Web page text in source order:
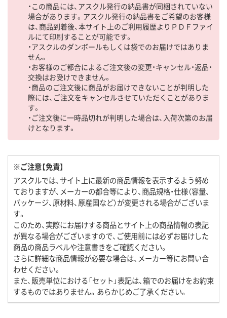
・この商品には、アスクル発行の納品書が同梱されていない
場合があります。アスクル発行の納品書をご希望のお客様
は、商品到着後、本サイト上のご利用履歴よりＰＤＦファイ
ルにて印刷することが可能です。
・アスクルのダンボールもしくは袋でのお届けではありま
せん。
・お客様のご都合によるご注文後の変更・キャンセル・返品・
交換はお受けできません。
・商品のご注文後に商品がお届けできないことが判明した
際には、ご注文をキャンセルさせていただくことがありま
す。
・ご注文後に一時品切れが判明した場合は、入荷次第のお届
けとなります。
※ご注意【免責】
アスクルでは、サイト上に最新の商品情報を表示するよう努め
ておりますが、メーカーの都合等により、商品規格・仕様（容量、
パッケージ、原材料、原産国など）が変更される場合がございま
す。
このため、実際にお届けする商品とサイト上の商品情報の表記
が異なる場合がございますので、ご使用前には必ずお届けした
商品の商品ラベルや注意書きをご確認ください。
さらに詳細な商品情報が必要な場合は、メーカー等にお問い合
わせください。
また、販売単位における「セット」表記は、箱でのお届けをお約束
するものではありません。あらかじめご了承ください。